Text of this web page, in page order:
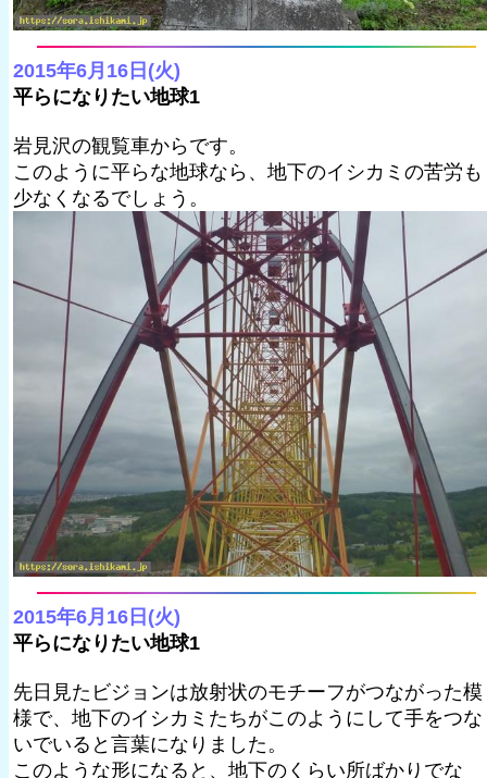
2015年6月16日(火)
平らになりたい地球1
岩見沢の観覧車からです。
このように平らな地球なら、地下のイシカミの苦労も
少なくなるでしょう。
2015年6月16日(火)
平らになりたい地球1
先日見たビジョンは放射状のモチーフがつながった模
様で、地下のイシカミたちがこのようにして手をつな
いでいると言葉になりました。
このような形になると、地下のくらい所ばかりでな